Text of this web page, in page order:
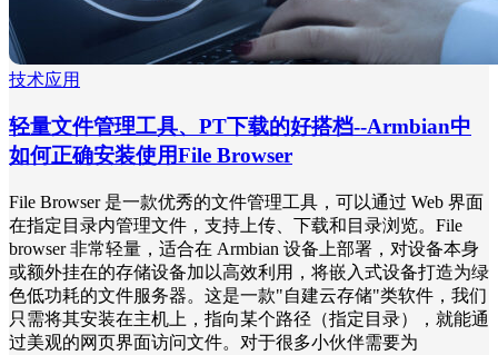
技术应用
轻量文件管理工具、PT下载的好搭档--Armbian中
如何正确安装使用File Browser
File Browser 是一款优秀的文件管理工具，可以通过 Web 界面
在指定目录内管理文件，支持上传、下载和目录浏览。File
browser 非常轻量，适合在 Armbian 设备上部署，对设备本身
或额外挂在的存储设备加以高效利用，将嵌入式设备打造为绿
色低功耗的文件服务器。这是一款"自建云存储"类软件，我们
只需将其安装在主机上，指向某个路径（指定目录），就能通
过美观的网页界面访问文件。对于很多小伙伴需要为